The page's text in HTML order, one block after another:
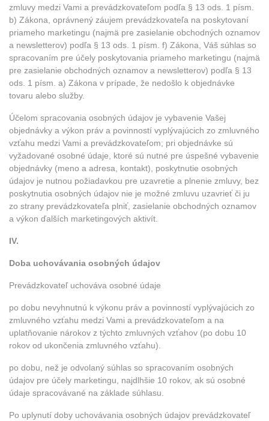
zmluvy medzi Vami a prevádzkovateľom podľa § 13 ods. 1 písm.
b) Zákona, oprávnený záujem prevádzkovateľa na poskytovaní
priameho marketingu (najmä pre zasielanie obchodných oznamov
a newsletterov) podľa § 13 ods. 1 písm. f) Zákona, Váš súhlas so
spracovaním pre účely poskytovania priameho marketingu (najmä
pre zasielanie obchodných oznamov a newsletterov) podľa § 13
ods. 1 písm. a) Zákona v prípade, že nedošlo k objednávke
tovaru alebo služby.
Účelom spracovania osobných údajov je vybavenie Vašej
objednávky a výkon práv a povinností vyplývajúcich zo zmluvného
vzťahu medzi Vami a prevádzkovateľom; pri objednávke sú
vyžadované osobné údaje, ktoré sú nutné pre úspešné vybavenie
objednávky (meno a adresa, kontakt), poskytnutie osobných
údajov je nutnou požiadavkou pre uzavretie a plnenie zmluvy, bez
poskytnutia osobných údajov nie je možné zmluvu uzavrieť či ju
zo strany prevádzkovateľa plniť, zasielanie obchodných oznamov
a výkon ďalších marketingových aktivít.
IV.
Doba uchovávania osobných údajov
Prevádzkovateľ uchováva osobné údaje
po dobu nevyhnutnú k výkonu práv a povinností vyplývajúcich zo
zmluvného vzťahu medzi Vami a prevádzkovateľom a na
uplatňovanie nárokov z týchto zmluvných vzťahov (po dobu 10
rokov od ukončenia zmluvného vzťahu).
po dobu, než je odvolaný súhlas so spracovaním osobných
údajov pre účely marketingu, najdlhšie 10 rokov, ak sú osobné
údaje spracovávané na základe súhlasu.
Po uplynutí doby uchovávania osobných údajov prevádzkovateľ